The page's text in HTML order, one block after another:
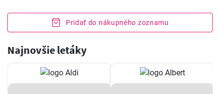
Pridať do nákupného zoznamu
Najnovšie letáky